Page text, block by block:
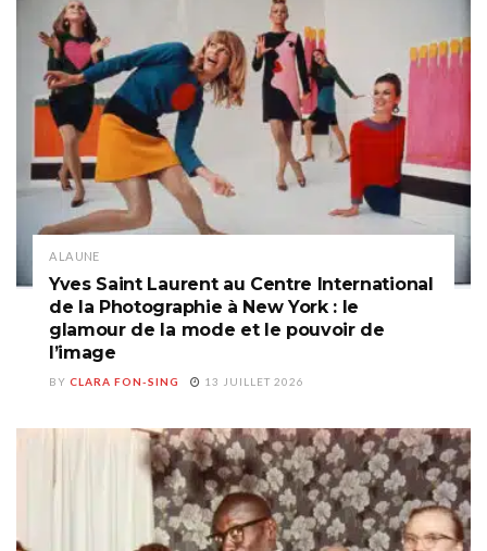
A LA UNE
Yves Saint Laurent au Centre International
de la Photographie à New York : le
glamour de la mode et le pouvoir de
l’image
BY CLARA FON-SING 13 JUILLET 2026